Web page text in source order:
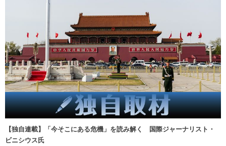
【独自連載】「今そこにある危機」を読み解く 国際ジャーナリスト・
ビニシウス氏